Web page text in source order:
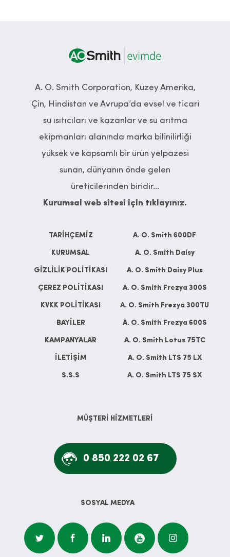
A. O. Smith Corporation, Kuzey Amerika,
Çin, Hindistan ve Avrupa’da evsel ve ticari
su ısıtıcıları ve kazanlar ve su arıtma
ekipmanları alanında marka bilinilirliği
yüksek ve kapsamlı bir ürün yelpazesi
sunan, dünyanın önde gelen
üreticilerinden biridir...
Kurumsal web sitesi için tıklayınız.
TARİHÇEMİZ
KURUMSAL
GİZLİLİK POLİTİKASI
ÇEREZ POLİTİKASI
KVKK POLİTİKASI
BAYİLER
KAMPANYALAR
İLETİŞİM
S.S.S
A. O. Smith 600DF
A. O. Smith Daisy
A. O. Smith Daisy Plus
A. O. Smith Frezya 300S
A. O. Smith Frezya 300TU
A. O. Smith Frezya 600S
A. O. Smith Lotus 75TC
A. O. Smith LTS 75 LX
A. O. Smith LTS 75 SX
MÜŞTERİ HİZMETLERİ
0 850 222 02 67
SOSYAL MEDYA